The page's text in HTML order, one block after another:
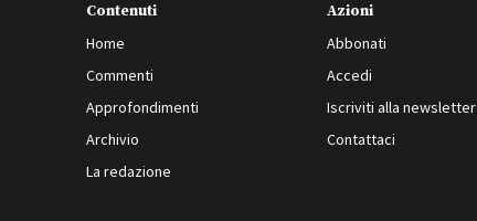
Contenuti
Home
Commenti
Approfondimenti
Archivio
La redazione
Azioni
Abbonati
Accedi
Iscriviti alla newsletter
Contattaci